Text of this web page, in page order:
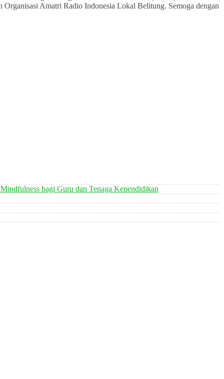
Amatri Radio Indonesia Lokal Belitung. Semoga dengan
bagi Guru dan Tenaga Kependidikan